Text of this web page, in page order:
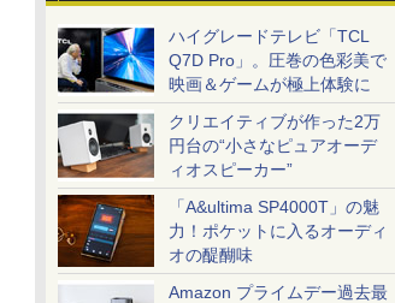
ハイグレードテレビ「TCL
Q7D Pro」。圧巻の色彩美で
映画＆ゲームが極上体験に
クリエイティブが作った2万
円台の“小さなピュアオーデ
ィオスピーカー”
「A&ultima SP4000T」の魅
力！ポケットに入るオーディ
オの醍醐味
Amazon プライムデー過去最